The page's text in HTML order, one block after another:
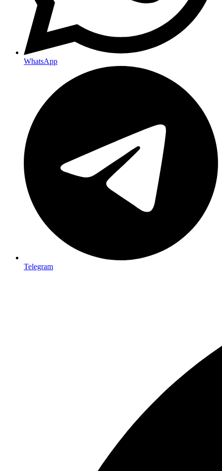
WhatsApp
Telegram